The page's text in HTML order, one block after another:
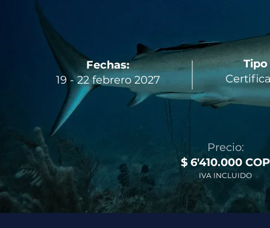
Fechas:
19 - 22 febrero 2027
Precio:
$ 6'410.000 COP
IVA INCLUIDO